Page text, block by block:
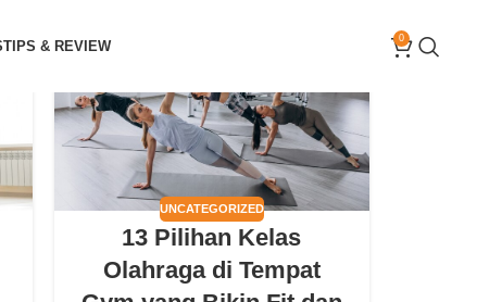
TIPS & REVIEW 0
30
JAN
UNCATEGORIZED
13 Pilihan Kelas
Olahraga di Tempat